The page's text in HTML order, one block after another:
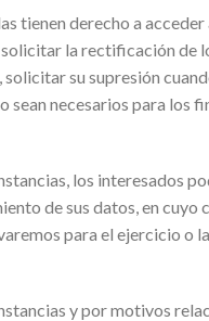
tienen derecho a acceder
solicitar la rectificación de
solicitar su supresión
sean necesarios para los
los interesados
de sus datos, en cuyo
para el ejercicio o
y por motivos